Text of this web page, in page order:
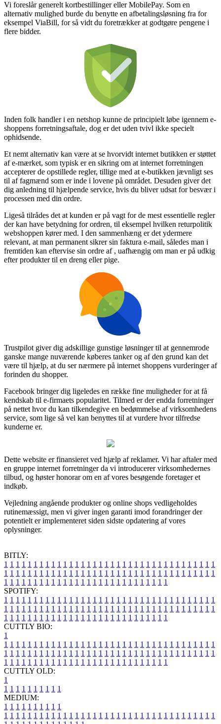
Vi foreslår generelt kortbestillinger eller MobilePay. Som en
alternativ mulighed burde du benytte en afbetalingsløsning fra for
eksempel ViaBill, for så vidt du foretrækker at godtgøre pengene i
flere bidder.
Inden folk handler i en netshop kunne de principielt løbe igennem e-
shoppens forretningsaftale, dog er det uden tvivl ikke specielt
ophidsende.
Et nemt alternativ kan være at se hvorvidt internet butikken er støttet
af e-mærket, som typisk er en sikring om at internet forretningen
accepterer de opstillede regler, tillige med at e-butikken jævnligt ses
til af fagmænd som er inde i lovene på området. Desuden giver det
dig anledning til hjælpende service, hvis du bliver udsat for besvær i
processen med din ordre.
Ligeså tilrådes det at kunden er på vagt for de mest essentielle regler
der kan have betydning for ordren, til eksempel hvilken returpolitik
webshoppen kører med. I den sammenhæng er det ydermere
relevant, at man permanent sikrer sin faktura e-mail, således man i
fremtiden kan eftervise sin ordre af , uafhængig om man er på udkig
efter produkter til en dreng eller pige.
Trustpilot giver dig adskillige gunstige løsninger til at gennemrode
ganske mange nuværende køberes tanker og af den grund kan det
være til hjælp, at du ser nærmere på internet shoppens vurderinger af
forinden du shopper.
Facebook bringer dig ligeledes en række fine muligheder for at få
kendskab til e-firmaets popularitet. Tilmed er der endda forretninger
på nettet hvor du kan tilkendegive en bedømmelse af virksomhedens
service, som lige så vel kan benyttes til at vurdere hvor tilfredse
kunderne er.
Dette website er finansieret ved hjælp af reklamer. Vi har aftaler med
en gruppe internet forretninger da vi introducerer virksomhedernes
tilbud, og høster honorar om en af vores besøgende foretager et
indkøb.
Vejledning angående produkter og online shops vedligeholdes
rutinemæssigt, men vi giver ingen garanti imod forandringer der
potentielt er implementeret siden sidste opdatering af vores
oplysninger.
BITLY:
1 1 1 1 1 1 1 1 1 1 1 1 1 1 1 1 1 1 1 1 1 1 1 1 1 1 1 1 1 1 1 1 1 1 1 1
1 1 1 1 1 1 1 1 1 1 1 1 1 1 1 1 1 1 1 1 1 1 1 1 1 1 1 1 1 1 1 1 1 1 1 1
1 1 1 1 1 1 1 1 1 1 1 1 1 1 1 1 1 1 1 1 1 1 1 1 1 1 1 1
SPOTIFY:
1 1 1 1 1 1 1 1 1 1 1 1 1 1 1 1 1 1 1 1 1 1 1 1 1 1 1 1 1 1 1 1 1 1 1 1
1 1 1 1 1 1 1 1 1 1 1 1 1 1 1 1 1 1 1 1 1 1 1 1 1 1 1 1 1 1 1 1 1 1 1 1
1 1 1 1 1 1 1 1 1 1 1 1 1 1 1 1 1 1 1 1 1 1 1 1 1 1 1 1
CUTTLY BIO:
1
1 1 1 1 1 1 1 1 1 1 1 1 1 1 1 1 1 1 1 1 1 1 1 1 1 1 1 1 1 1 1 1 1 1 1 1
1 1 1 1 1 1 1 1 1 1 1 1 1 1 1 1 1 1 1 1 1 1 1 1 1 1 1 1 1 1 1 1 1 1 1 1
1 1 1 1 1 1 1 1 1 1 1 1 1 1 1 1 1 1 1 1 1 1 1 1 1 1 1 1
CUTTLY OLD:
1
1 1 1 1 1 1 1 1 1 1
MEDIUM:
1 1 1 1 1 1 1 1 1 1
1 1 1 1 1 1 1 1 1 1 1 1 1 1 1 1 1 1 1 1 1 1 1 1 1 1 1 1 1 1 1 1 1 1 1 1